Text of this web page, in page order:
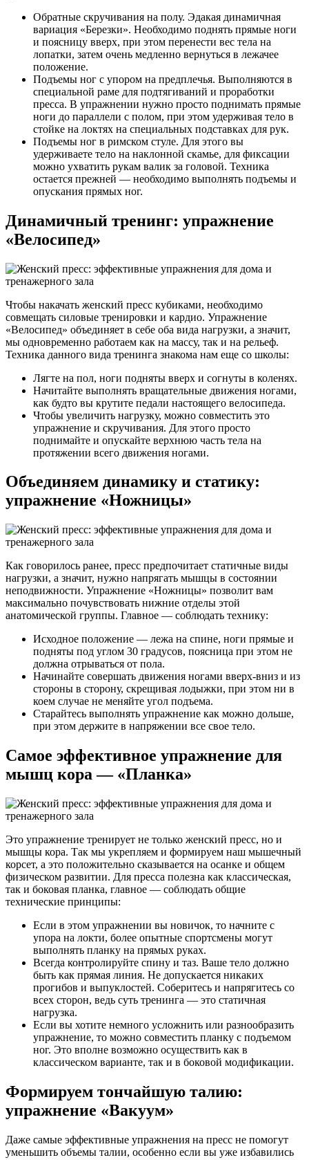
Обратные скручивания на полу. Эдакая динамичная
вариация «Березки». Необходимо поднять прямые ноги
и поясницу вверх, при этом перенести вес тела на
лопатки, затем очень медленно вернуться в лежачее
положение.
Подъемы ног с упором на предплечья. Выполняются в
специальной раме для подтягиваний и проработки
пресса. В упражнении нужно просто поднимать прямые
ноги до параллели с полом, при этом удерживая тело в
стойке на локтях на специальных подставках для рук.
Подъемы ног в римском стуле. Для этого вы
удерживаете тело на наклонной скамье, для фиксации
можно ухватить рукам валик за головой. Техника
остается прежней — необходимо выполнять подъемы и
опускания прямых ног.
Динамичный тренинг: упражнение
«Велосипед»
Чтобы накачать женский пресс кубиками, необходимо
совмещать силовые тренировки и кардио. Упражнение
«Велосипед» объединяет в себе оба вида нагрузки, а значит,
мы одновременно работаем как на массу, так и на рельеф.
Техника данного вида тренинга знакома нам еще со школы:
Лягте на пол, ноги подняты вверх и согнуты в коленях.
Начитайте выполнять вращательные движения ногами,
как будто вы крутите педали настоящего велосипеда.
Чтобы увеличить нагрузку, можно совместить это
упражнение и скручивания. Для этого просто
поднимайте и опускайте верхнюю часть тела на
протяжении всего движения ногами.
Объединяем динамику и статику:
упражнение «Ножницы»
Как говорилось ранее, пресс предпочитает статичные виды
нагрузки, а значит, нужно напрягать мышцы в состоянии
неподвижности. Упражнение «Ножницы» позволит вам
максимально почувствовать нижние отделы этой
анатомической группы. Главное — соблюдать технику:
Исходное положение — лежа на спине, ноги прямые и
подняты под углом 30 градусов, поясница при этом не
должна отрываться от пола.
Начинайте совершать движения ногами вверх-вниз и из
стороны в сторону, скрещивая лодыжки, при этом ни в
коем случае не меняйте угол подъема.
Старайтесь выполнять упражнение как можно дольше,
при этом держите в напряжении все свое тело.
Самое эффективное упражнение для
мышц кора — «Планка»
Это упражнение тренирует не только женский пресс, но и
мышцы кора. Так мы укрепляем и формируем наш мышечный
корсет, а это положительно сказывается на осанке и общем
физическом развитии. Для пресса полезна как классическая,
так и боковая планка, главное — соблюдать общие
технические принципы:
Если в этом упражнении вы новичок, то начните с
упора на локти, более опытные спортсмены могут
выполнять планку на прямых руках.
Всегда контролируйте спину и таз. Ваше тело должно
быть как прямая линия. Не допускается никаких
прогибов и выпуклостей. Соберитесь и напрягитесь со
всех сторон, ведь суть тренинга — это статичная
нагрузка.
Если вы хотите немного усложнить или разнообразить
упражнение, то можно совместить планку с подъемом
ног. Это вполне возможно осуществить как в
классическом варианте, так и в боковой модификации.
Формируем тончайшую талию:
упражнение «Вакуум»
Даже самые эффективные упражнения на пресс не помогут
уменьшить объемы талии, особенно если вы уже избавились